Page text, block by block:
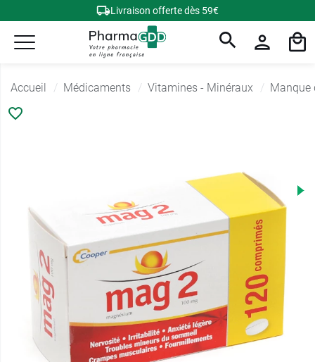
Livraison offerte dès 59€
Accueil Médicaments Vitamines - Minéraux Manque